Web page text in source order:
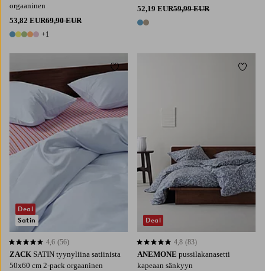
orgaaninen
53,82 EUR69,90 EUR
6 värejä
+1
52,19 EUR59,99 EUR
2 värejä
ZACK SATIN tyynyliina satiinista
50x60 cm 2-pack orgaaninen
4,6 perustuen 56 arvosanaan
4,6 (56)
Deal
Satin
Lisää suosikkeihin
ANEMONE pussilakanasetti
kapeaan sänkyyn
4,8 perustuen 83 arvosanaan
4,8 (83)
Deal
Lisää